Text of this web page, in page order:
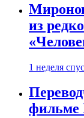
из
1 неделя
фильме